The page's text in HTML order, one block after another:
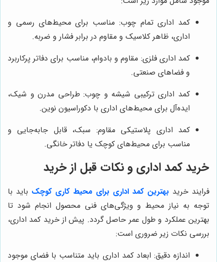
کمد اداری تمام چوب: مناسب برای محیط‌های رسمی و
اداری، ظاهر کلاسیک و مقاوم در برابر فشار و ضربه.
کمد اداری فلزی: مقاوم و بادوام، مناسب برای دفاتر پرکاربرد
و فضاهای صنعتی.
کمد اداری ترکیبی شیشه و چوب: طراحی مدرن و شیک،
ایده‌آل برای محیط‌های اداری با دکوراسیون نوین.
کمد اداری پلاستیکی مقاوم: سبک، قابل جابه‌جایی و
مناسب برای محیط‌های کوچک یا دفاتر خانگی.
خرید کمد اداری و نکات قبل از خرید
فرایند خرید بهترین کمد اداری برای محیط کاری کوچک باید با
توجه به نیاز محیط و ویژگی‌های فنی محصول انجام شود تا
بهترین عملکرد و طول عمر حاصل گردد. پیش از خرید کمد اداری،
بررسی نکات زیر ضروری است:
اندازه دقیق: ابعاد کمد اداری باید متناسب با فضای موجود